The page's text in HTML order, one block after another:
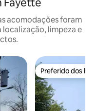
acomodações foram
limpeza e
Preferido dos
Preferido dos